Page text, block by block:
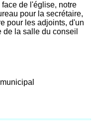
de l'église, notre
pour la secrétaire,
pour les adjoints, d'un
la salle du conseil